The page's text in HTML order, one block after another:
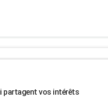
partagent vos intérêts